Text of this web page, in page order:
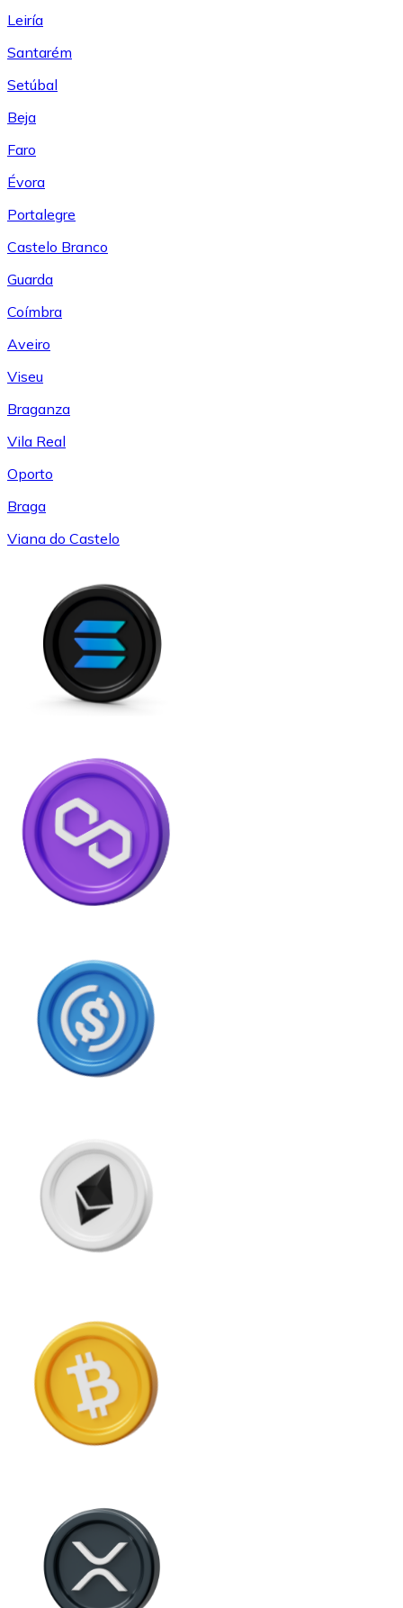
Leiría
Santarém
Setúbal
Beja
Faro
Évora
Portalegre
Castelo Branco
Guarda
Coímbra
Aveiro
Viseu
Braganza
Vila Real
Oporto
Braga
Viana do Castelo